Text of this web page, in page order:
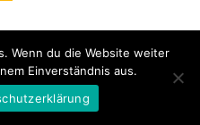
Wenn du die Website weiter
Einverständnis aus.